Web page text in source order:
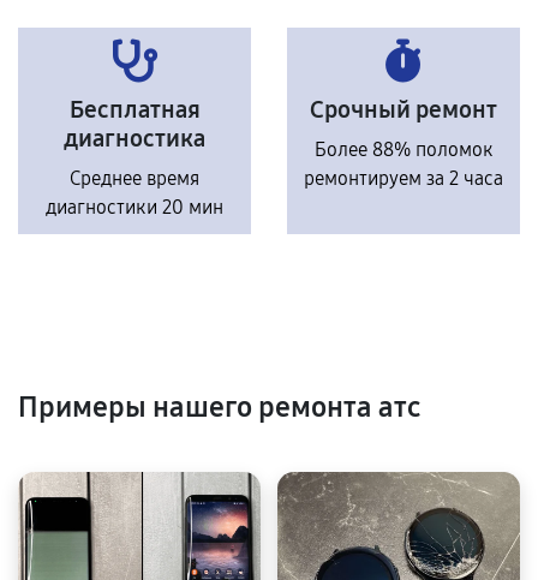
Бесплатная
диагностика
Среднее время
диагностики 20 мин
Срочный ремонт
Более 88% поломок
ремонтируем за 2 часа
Примеры нашего ремонта атс